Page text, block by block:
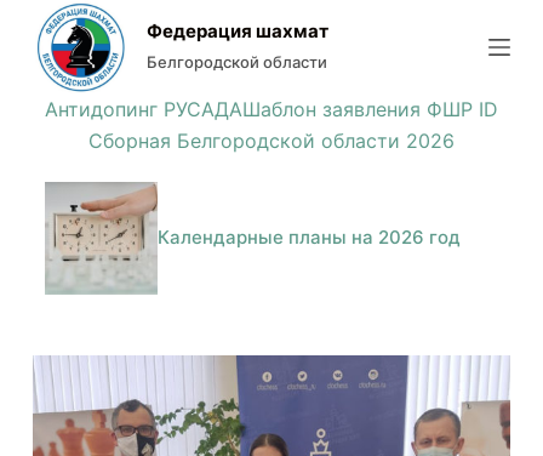
и
Федерация шахмат
Белгородской области
Антидопинг РУСАДАШаблон заявления ФШР ID
Сборная Белгородской области 2026
Календарные планы на 2026 год